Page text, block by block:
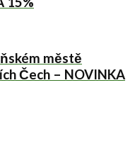
městě
Čech – NOVINKA